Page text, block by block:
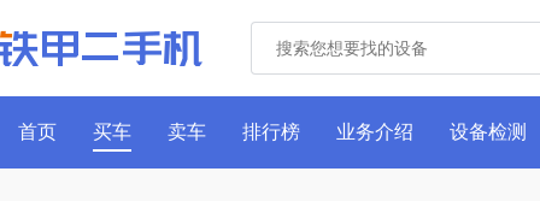
首页 买车 卖车 排行榜 业务介绍 设备检测